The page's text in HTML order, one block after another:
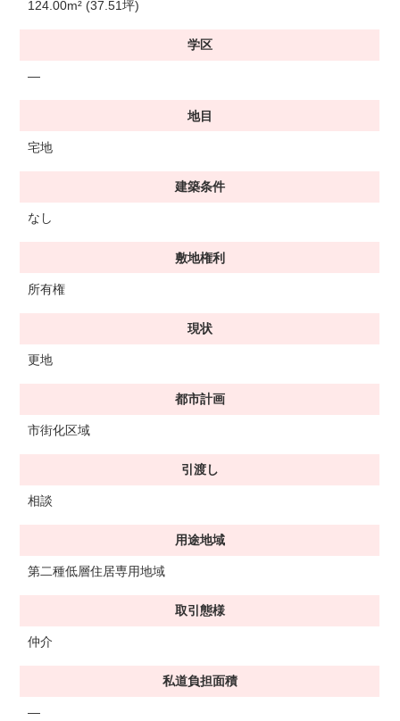
124.00m² (37.51坪)
学区
―
地目
宅地
建築条件
なし
敷地権利
所有権
現状
更地
都市計画
市街化区域
引渡し
相談
用途地域
第二種低層住居専用地域
取引態様
仲介
私道負担面積
―